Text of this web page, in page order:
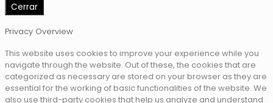
Cerrar
Privacy Overview
This website uses cookies to improve your experience while you
navigate through the website. Out of these, the cookies that are
categorized as necessary are stored on your browser as they are
essential for the working of basic functionalities of the website. We
also use third-party cookies that help us analyze and understand